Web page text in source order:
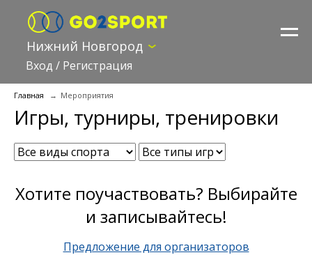
Нижний Новгород
Вход / Регистрация
Главная Мероприятия
Игры, турниры, тренировки
Хотите поучаствовать? Выбирайте
и записывайтесь!
Предложение для организаторов